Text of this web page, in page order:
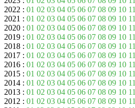
2022 : 01 02 03 04 05 06 07 08 09 10 11
2021 : 01 02 03 04 05 06 07 08 09 10 11
2020 : 01 02 03 04 05 06 07 08 09 10 11
2019 : 01 02 03 04 05 06 07 08 09 10 11
2018 : 01 02 03 04 05 06 07 08 09 10 11
2017 : 01 02 03 04 05 06 07 08 09 10 11
2016 : 01 02 03 04 05 06 07 08 09 10 11
2015 : 01 02 03 04 05 06 07 08 09 10 11
2014 : 01 02 03 04 05 06 07 08 09 10 11
2013 : 01 02 03 04 05 06 07 08 09 10 11
2012 : 01 02 03 04 05 06 07 08 09 10 11